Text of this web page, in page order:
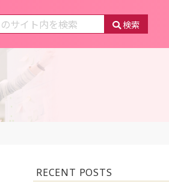
検索
RECENT POSTS